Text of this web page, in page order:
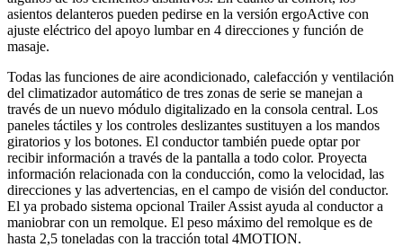
asientos delanteros pueden pedirse en la versión ergoActive con
ajuste eléctrico del apoyo lumbar en 4 direcciones y función de
masaje.
Todas las funciones de aire acondicionado, calefacción y ventilación
del climatizador automático de tres zonas de serie se manejan a
través de un nuevo módulo digitalizado en la consola central. Los
paneles táctiles y los controles deslizantes sustituyen a los mandos
giratorios y los botones. El conductor también puede optar por
recibir información a través de la pantalla a todo color. Proyecta
información relacionada con la conducción, como la velocidad, las
direcciones y las advertencias, en el campo de visión del conductor.
El ya probado sistema opcional Trailer Assist ayuda al conductor a
maniobrar con un remolque. El peso máximo del remolque es de
hasta 2,5 toneladas con la tracción total 4MOTION.